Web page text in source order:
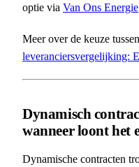
optie via Van Ons Energie
Meer over de keuze
leveranciersvergelijking:
Dynamisch
wanneer loont het
Dynamische contracten